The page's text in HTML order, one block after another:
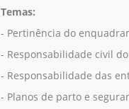
Temas:
- Pertinência do
- Responsabilidade civil
- Responsabilidade das
- Planos de parto e